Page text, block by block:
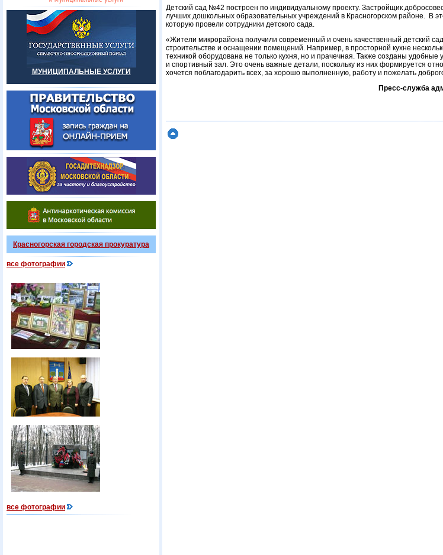
МУНИЦИПАЛЬНЫЕ УСЛУГИ
Красногорская городская прокуратура
все фотографии
все фотографии
Детский сад №42 построен по индивидуальному проекту. Застройщик
лучших дошкольных образовательных учреждений в Красногорском районе. В
которую провели сотрудники детского сада.
«Жители микрорайона получили современный и очень качественный детский
строительстве и оснащении помещений. Например, в просторной кухне
техникой оборудована не только кухня, но и прачечная. Также созданы удобные
и спортивный зал. Это очень важные детали, поскольку из них формируется
хочется поблагодарить всех, за хорошо выполненную, работу и пожелать
Пресс-служба